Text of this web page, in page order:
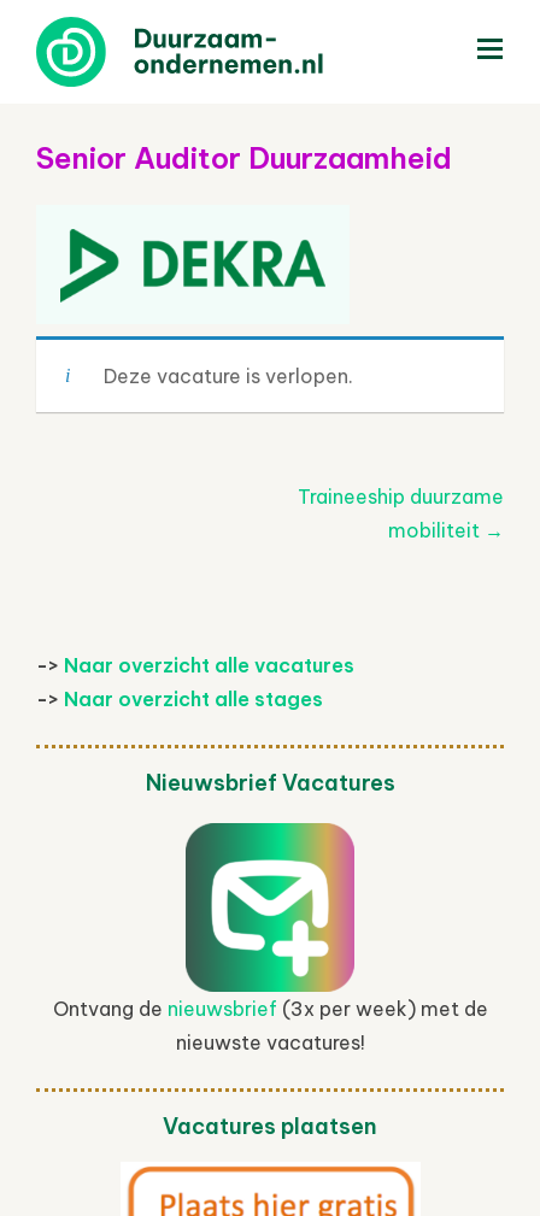
Senior Auditor Duurzaamheid
Deze vacature is verlopen.
Traineeship duurzame
mobiliteit →
-> Naar overzicht alle vacatures
-> Naar overzicht alle stages
Nieuwsbrief Vacatures
Ontvang de nieuwsbrief (3x per week) met de
nieuwste vacatures!
Vacatures plaatsen